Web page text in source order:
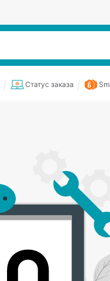
Статус заказа